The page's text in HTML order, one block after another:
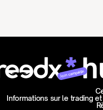
Join campaign
Informations sur le trading